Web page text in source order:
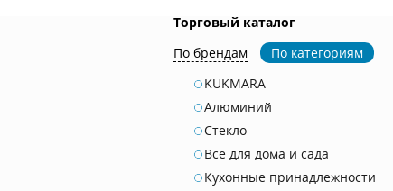
Торговый каталог
По брендам
По категориям
KUKMARA
Алюминий
Стекло
Все для дома и сада
Кухонные принадлежности